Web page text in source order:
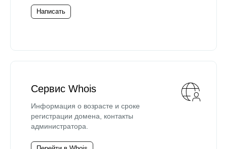
Написать
Сервис Whois
Информация о возрасте и сроке
регистрации домена, контакты
администратора.